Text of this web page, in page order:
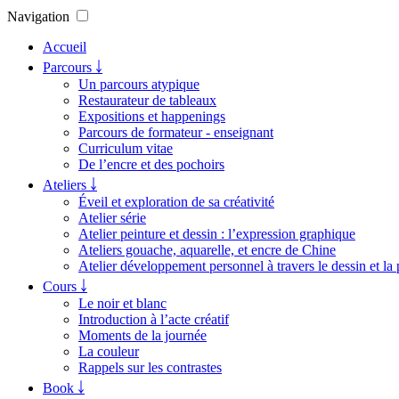
Navigation
Accueil
Parcours ￬
Un parcours atypique
Restaurateur de tableaux
Expositions et happenings
Parcours de formateur - enseignant
Curriculum vitae
De l’encre et des pochoirs
Ateliers ￬
Éveil et exploration de sa créativité
Atelier série
Atelier peinture et dessin : l’expression graphique
Ateliers gouache, aquarelle, et encre de Chine
Atelier développement personnel à travers le dessin et la
Cours ￬
Le noir et blanc
Introduction à l’acte créatif
Moments de la journée
La couleur
Rappels sur les contrastes
Book ￬